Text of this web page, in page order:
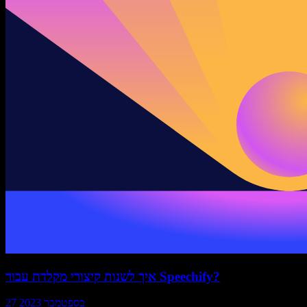
איך לשנות קיצורי מקלדת עבור Speechify?
27 בספטמבר 2023